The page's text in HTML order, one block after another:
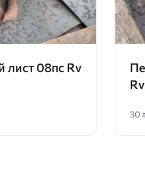
08пс Rv
30